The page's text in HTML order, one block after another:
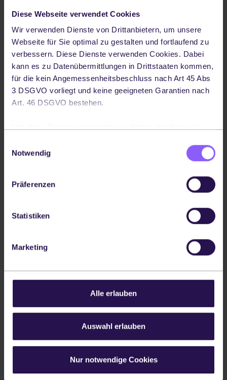
Diese Webseite verwendet Cookies
Wir verwenden Dienste von Drittanbietern, um unsere
Webseite für Sie optimal zu gestalten und fortlaufend zu
verbessern. Diese Dienste verwenden Cookies. Dabei
kann es zu Datenübermittlungen in Drittstaaten kommen,
für die kein Angemessenheitsbeschluss nach Art 45 Abs
3 DSGVO vorliegt und keine geeigneten Garantien nach
Art. 46 DSGVO bestehen.
widerrufen, indem Sie auf die Schaltfläche in der linken
unteren Ecke klicken. Weitere Informationen – auch über
die mit einem Drittlandtransfer verbunden Risiken - finden
Sie in unserer
Notwendig
Präferenzen
Statistiken
Marketing
Alle erlauben
Auswahl erlauben
Nur notwendige Cookies
CODEPT PLATTFORM
Keine weitere iPaaS-
Lösung
Unsere Plattform ist eine Fulfillment-
zentrierte Lösung für Systemintegrationen.